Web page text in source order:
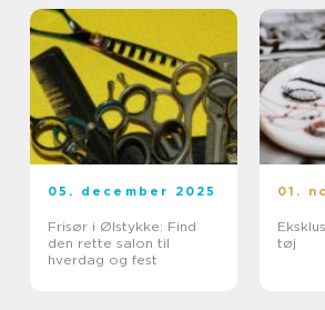
05. december 2025
Frisør i Ølstykke: Find
den rette salon til
hverdag og fest
01.
tøj